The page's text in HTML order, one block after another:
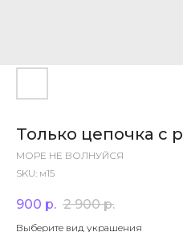
Только цепочка с
МОРЕ НЕ ВОЛНУЙСЯ
SKU: м15
900 р. 2 900 р.
Выберите вид украшения